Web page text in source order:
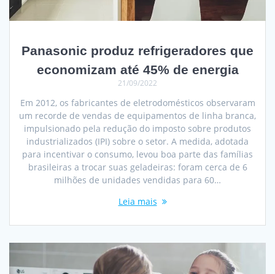
Panasonic produz refrigeradores que
economizam até 45% de energia
21/09/2022
Em 2012, os fabricantes de eletrodomésticos observaram
um recorde de vendas de equipamentos de linha branca,
impulsionado pela redução do imposto sobre produtos
industrializados (IPI) sobre o setor. A medida, adotada
para incentivar o consumo, levou boa parte das famílias
brasileiras a trocar suas geladeiras: foram cerca de 6
milhões de unidades vendidas para 60…
Leia mais